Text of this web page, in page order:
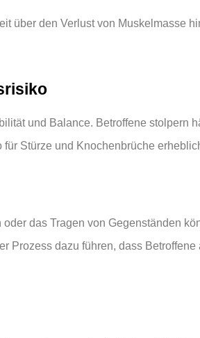
über den Verlust von Muskelmasse
und Balance. Betroffene stolpern
Stürze und Knochenbrüche
das Tragen von Gegenständen
Prozess dazu führen, dass Betroffene